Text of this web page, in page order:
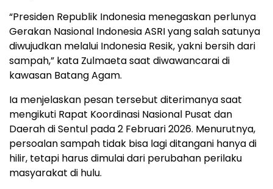
“Presiden Republik Indonesia menegaskan perlunya
Gerakan Nasional Indonesia ASRI yang salah satunya
diwujudkan melalui Indonesia Resik, yakni bersih dari
sampah,” kata Zulmaeta saat diwawancarai di
kawasan Batang Agam.
Ia menjelaskan pesan tersebut diterimanya saat
mengikuti Rapat Koordinasi Nasional Pusat dan
Daerah di Sentul pada 2 Februari 2026. Menurutnya,
persoalan sampah tidak bisa lagi ditangani hanya di
hilir, tetapi harus dimulai dari perubahan perilaku
masyarakat di hulu.